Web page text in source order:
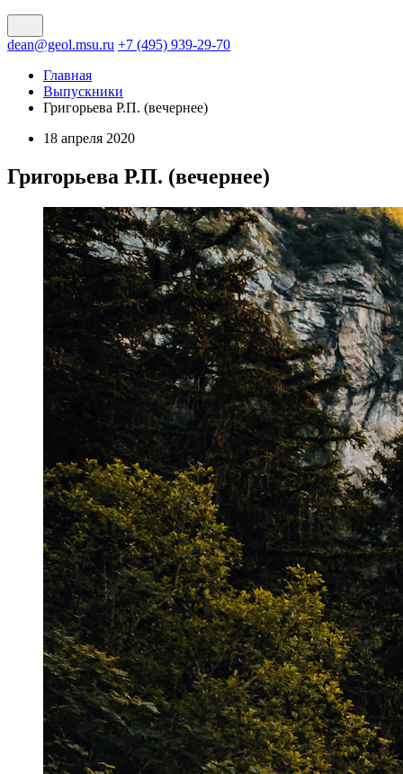
dean@geol.msu.ru +7 (495) 939-29-70
Главная
Выпускники
Григорьева Р.П. (вечернее)
18 апреля 2020
Григорьева Р.П. (вечернее)